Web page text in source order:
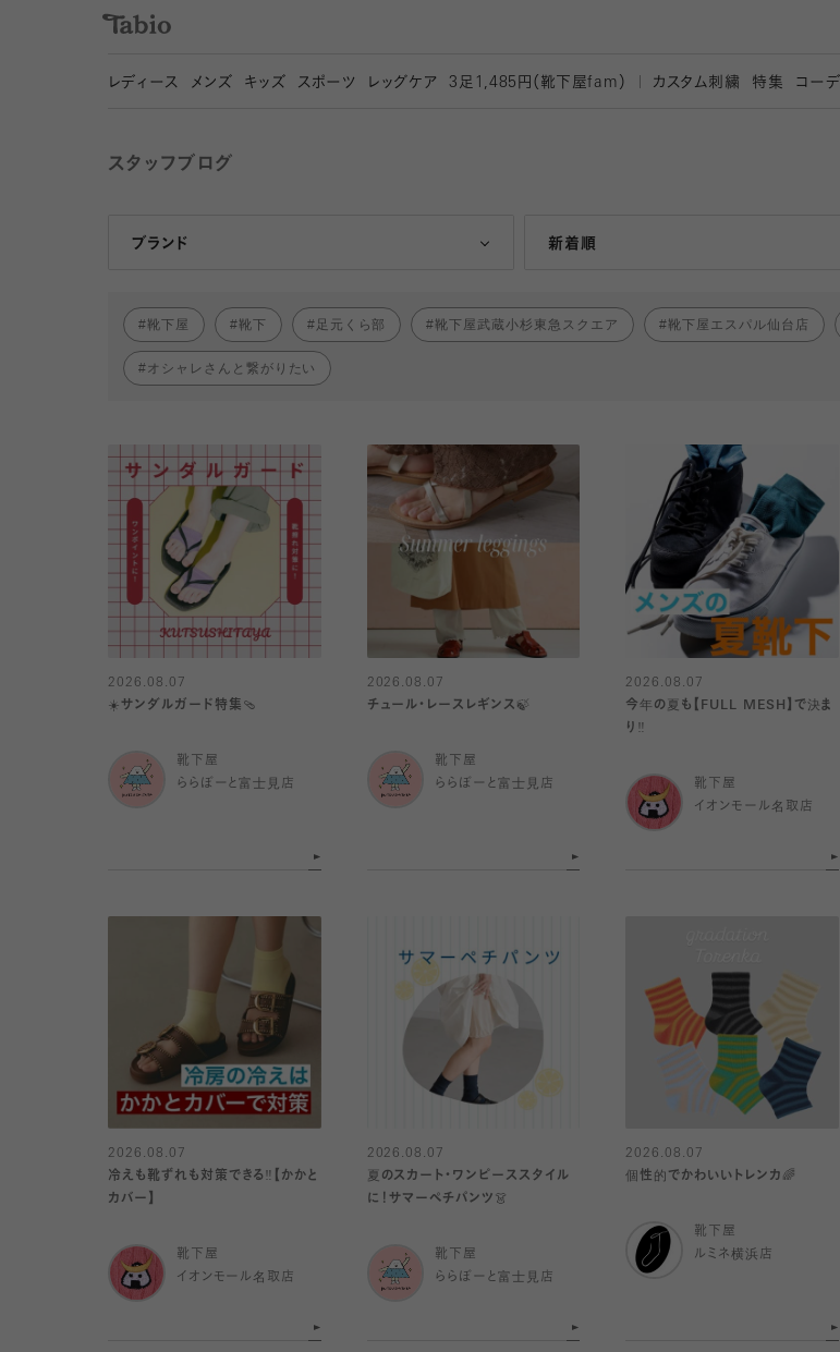
レディース メンズ キッズ スポーツ レッグケア 3 足1,485円（靴下屋fam） カスタム刺繍 特集 コーデ
スタッフブログ
ブランド
Tabio 新着順
人気ランキング順
靴下屋 靴下 足元くら部 靴下屋武蔵小杉東急スクエア 靴下屋エスパル仙台店
オシャレさんと繋がりたい
2026.08.07
☀️サンダルガード特集🩴
靴下屋
ららぽーと富士見店
2026.08.07
チュール・レースレギンス🍃
靴下屋
ららぽーと富士見店
2026.08.07
今年の夏も【FULL MESH】で決ま
り️‼️
靴下屋
イオンモール名取店
2026.08.07
冷えも靴ずれも対策できる‼️【かかと
カバー】
靴下屋
イオンモール名取店
2026.08.07
夏のスカート・ワンピーススタイル
に！サマーペチパンツ👗
靴下屋
ららぽーと富士見店
2026.08.07
個性的でかわいいトレンカ🌈
靴下屋
ルミネ横浜店